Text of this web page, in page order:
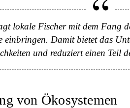
lokale Fischer mit dem Fang
einbringen. Damit bietet das
und reduziert einen Teil
von Ökosystemen